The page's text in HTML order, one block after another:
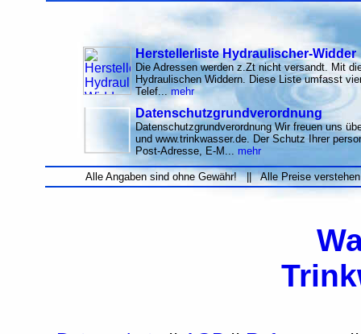
Herstellerliste Hydraulischer-Widder
Die Adressen werden z.Zt nicht versandt. Mit
Hydraulischen Widdern. Diese Liste umfasst
Telef...mehr
Datenschutzgrundverordnung
Datenschutzgrundverordnung Wir freuen uns
und www.trinkwasser.de. Der Schutz Ihrer
Post-Adresse, E-M... mehr
Alle Angaben sind ohne Gewähr! || Alle Preise